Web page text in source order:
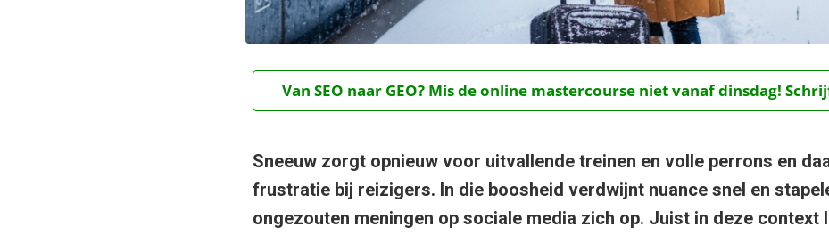
Van SEO naar GEO? Mis de online mastercourse niet vanaf dinsdag!
Sneeuw zorgt opnieuw voor uitvallende treinen en volle perrons en
frustratie bij reizigers. In die boosheid verdwijnt nuance snel en
ongezouten meningen op sociale media zich op. Juist in deze context